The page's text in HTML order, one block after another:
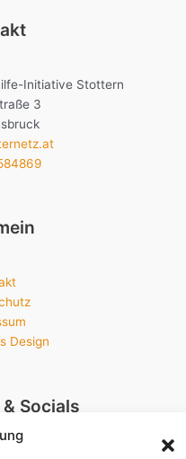
Initiative Stottern
3
Design
Socials